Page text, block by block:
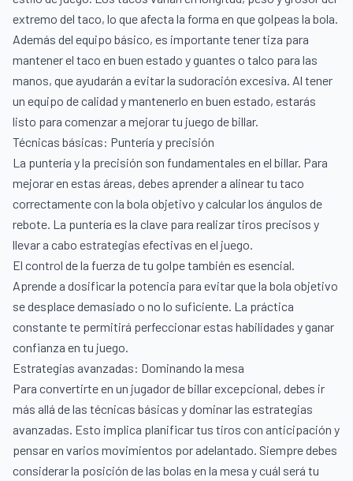
extremo del taco, lo que afecta la forma en que golpeas la bola.
Además del equipo básico, es importante tener tiza para
mantener el taco en buen estado y guantes o talco para las
manos, que ayudarán a evitar la sudoración excesiva. Al tener
un equipo de calidad y mantenerlo en buen estado, estarás
listo para comenzar a mejorar tu juego de billar.
Técnicas básicas: Puntería y precisión
La puntería y la precisión son fundamentales en el billar. Para
mejorar en estas áreas, debes aprender a alinear tu taco
correctamente con la bola objetivo y calcular los ángulos de
rebote. La puntería es la clave para realizar tiros precisos y
llevar a cabo estrategias efectivas en el juego.
El control de la fuerza de tu golpe también es esencial.
Aprende a dosificar la potencia para evitar que la bola objetivo
se desplace demasiado o no lo suficiente. La práctica
constante te permitirá perfeccionar estas habilidades y ganar
confianza en tu juego.
Estrategias avanzadas: Dominando la mesa
Para convertirte en un jugador de billar excepcional, debes ir
más allá de las técnicas básicas y dominar las estrategias
avanzadas. Esto implica planificar tus tiros con anticipación y
pensar en varios movimientos por adelantado. Siempre debes
considerar la posición de las bolas en la mesa y cuál será tu